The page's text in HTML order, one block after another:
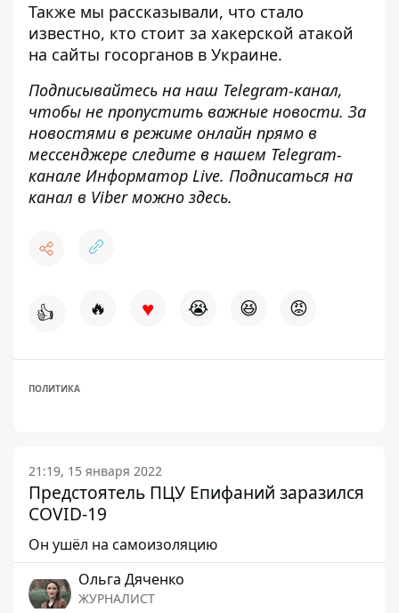
Также мы рассказывали, что стало
известно, кто стоит за хакерской атакой
на сайты госорганов в Украине.
Подписывайтесь на наш Telegram-канал,
чтобы не пропустить важные новости. За
новостями в режиме онлайн прямо в
мессенджере следите в нашем Telegram-
канале Информатор Live. Подписаться на
канал в Viber можно здесь.
👍 🔥 ♥ 😭 😆 😡
ПОЛИТИКА
21:19, 15 января 2022
Предстоятель ПЦУ Епифаний заразился
COVID-19
Он ушёл на самоизоляцию
Ольга Дяченко
ЖУРНАЛИСТ